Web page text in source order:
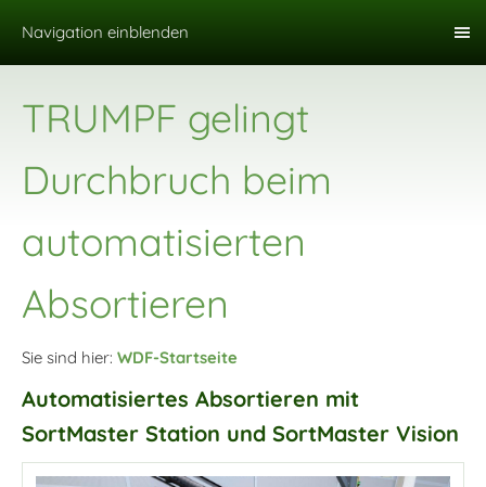
Navigation einblenden
TRUMPF gelingt
Durchbruch beim
automatisierten
Absortieren
Sie sind hier: WDF-Startseite
Automatisiertes Absortieren mit
SortMaster Station und SortMaster Vision